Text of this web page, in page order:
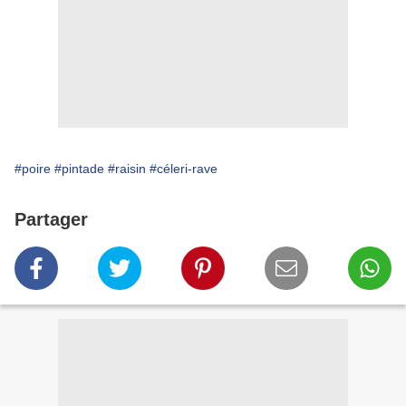
#poire #pintade #raisin #céleri-rave
Partager